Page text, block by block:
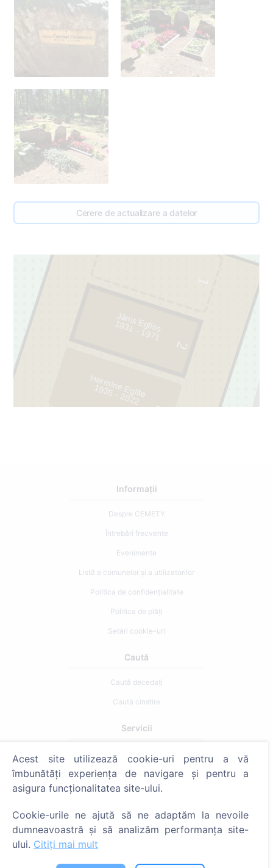
Cerere de actualizare a datelor
1
2
3
Jānis Eglītis
1931- 1971
Hermīne Eglīte
2
Informații
Despre CEMETY
Întrebări frecvente
Evenimente
Listă a comunelor și a utilizatorilor
Politica de confidențialitate
Politica de plăți
Setări cookie-uri
Caută
Caută decedați
Caută cimitire
Servicii
Contacte
SIA "CEMETY", LV40103618951
info@cemety.lv
Activăm în toată țara!
Acest site utilizează cookie-uri pentru a vă
îmbunătăți experiența de navigare și pentru a
asigura funcționalitatea site-ului.
Cookie-urile ne ajută să ne adaptăm la nevoile
dumneavoastră și să analizăm performanța site-
ului. Citiți mai mult